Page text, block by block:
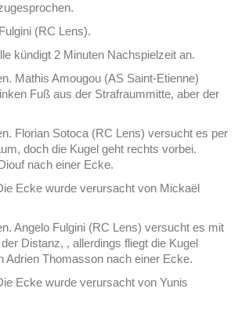
(RC Lens).
kündigt 2 Minuten Nachspielzeit an.
Mathis Amougou (AS Saint-Etienne)
Fuß aus der Strafraummitte, aber der
Florian Sotoca (RC Lens) versucht es per
doch die Kugel geht rechts vorbei.
nach einer Ecke.
Ecke wurde verursacht von Mickaël
Angelo Fulgini (RC Lens) versucht es mit
Distanz, , allerdings fliegt die Kugel
Adrien Thomasson nach einer Ecke.
Ecke wurde verursacht von Yunis